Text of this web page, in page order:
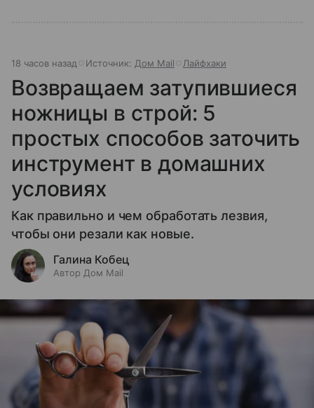
18 часов назад Источник: Дом Mail Лайфхаки
Возвращаем затупившиеся
ножницы в строй: 5
простых способов заточить
инструмент в домашних
условиях
Как правильно и чем обработать лезвия,
чтобы они резали как новые.
Галина Кобец
Автор Дом Mail